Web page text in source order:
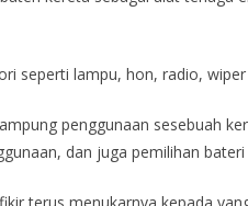
seperti lampu, hon, radio,
penggunaan sesebuah
dan juga pemilihan
terus menukarnya kepada